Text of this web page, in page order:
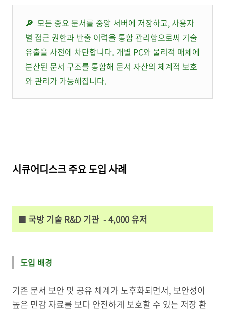
🔎 모든 중요 문서를 중앙 서버에 저장하고, 사용자
별 접근 권한과 반출 이력을 통합 관리함으로써 기술
유출을 사전에 차단합니다. 개별 PC와 물리적 매체에
분산된 문서 구조를 통합해 문서 자산의 체계적 보호
와 관리가 가능해집니다.
시큐어디스크 주요 도입 사례
🟩 국방 기술 R&D 기관 - 4,000 유저
도입 배경
기존 문서 보안 및 공유 체계가 노후화되면서, 보안성이
높은 민감 자료를 보다 안전하게 보호할 수 있는 저장 환